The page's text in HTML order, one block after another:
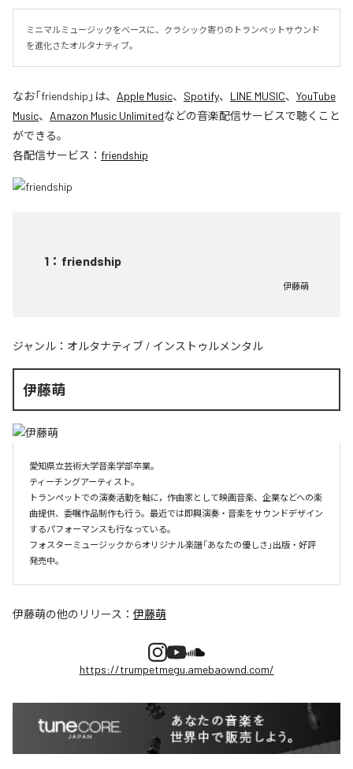
ミニマルミュージックをベースに、クラシック寄りのトランペットサウンド
を進化さたオルタナティブ。
なお「friendship 」は、 Apple Music、 Spotify、 LINE MUSIC、 YouTube
Music、 Amazon Music Unlimitedなどの音楽配信サービスで聴くこと
ができる。
各配信サービス： friendship
1 ： friendship
伊藤萌
ジャンル： オルタナティブ / インストゥルメンタル
伊藤萌
愛知県立芸術大学音楽学部卒業。
ティーチングアーティスト。
トランペットでの演奏活動を軸に，作曲家として映画音楽、企業などへの楽
曲提供、委嘱作品制作も行う。最近では即興演奏・音楽をサウンドデザイン
するパフォーマンスも行なっている。
フォスターミュージックからオリジナル楽譜「あなたの優しさ」出版・好評
伊藤萌の他のリリース： 伊藤萌
https://trumpetmegu.amebaownd.com/